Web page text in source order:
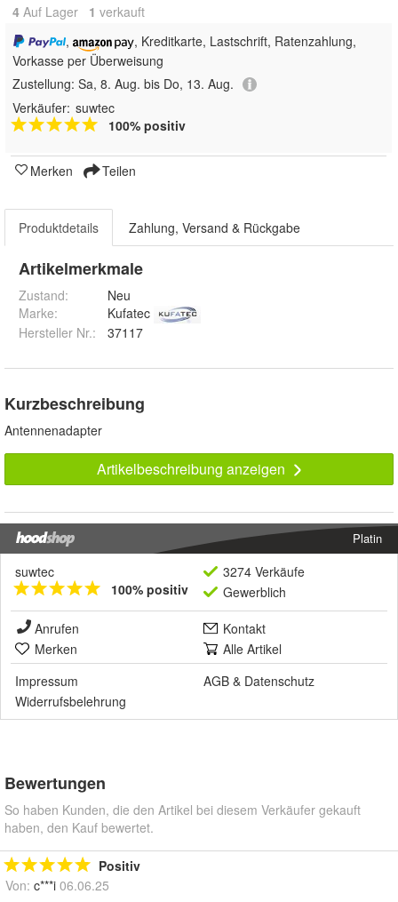
4 Auf Lager 1 verkauft
,
, Kreditkarte, Lastschrift, Ratenzahlung,
Vorkasse per Überweisung
Zustellung: Sa, 8. Aug. bis Do, 13. Aug.
Verkäufer: suwtec
100% positiv
Merken Teilen
Produktdetails Zahlung, Versand & Rückgabe
Artikelmerkmale
Zustand:
Neu
Marke:
Kufatec
Hersteller Nr.:
37117
Kurzbeschreibung
Antennenadapter
Artikelbeschreibung anzeigen
Platin
suwtec
100% positiv
3274 Verkäufe
Gewerblich
Anrufen
Kontakt
Merken
Alle Artikel
Impressum
AGB & Datenschutz
Widerrufsbelehrung
Bewertungen
So haben Kunden, die den Artikel bei diesem Verkäufer gekauft
haben, den Kauf bewertet.
Positiv
Von: c***i 06.06.25